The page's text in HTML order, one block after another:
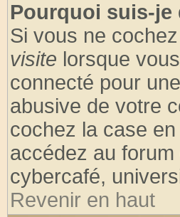
Pourquoi suis-je
Si vous ne
visite lorsque
connecté pour
abusive de votre
cochez la case
accédez au
cybercafé,
Revenir en haut